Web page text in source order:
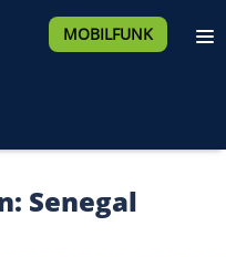
MOBILFUNK
Senegal